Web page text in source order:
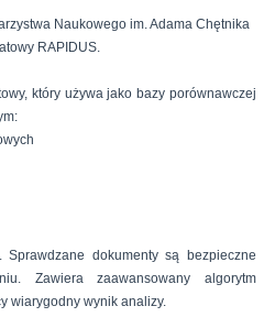
Naukowego im. Adama Chętnika
RAPIDUS.
który używa jako bazy porównawczej
dokumenty są bezpieczne
Zawiera zaawansowany algorytm
wiarygodny wynik analizy.